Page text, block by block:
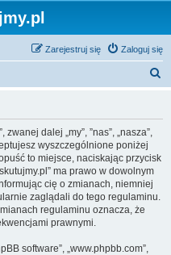
Zaloguj się
Zarejestruj się
dalej „my”, ”nas”, „nasza”,
wyszczególnione poniżej
to miejsce, naciskając przycisk
ma prawo w dowolnym
cię o zmianach, niemniej
zaglądali do tego regulaminu.
regulaminu oznacza, że
prawnymi.
software”, „www.phpbb.com”,